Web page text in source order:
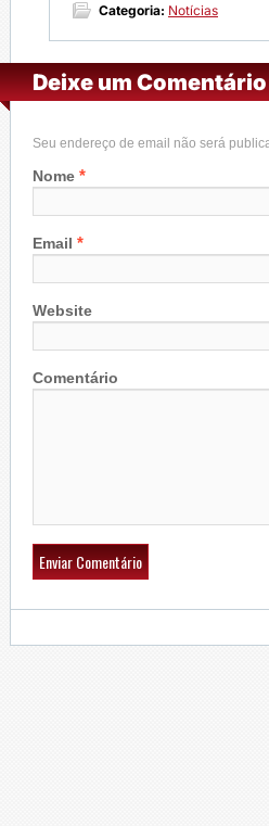
Categoria: Notícias
Deixe um Comentário
Seu endereço de email não será
Nome *
Email *
Website
Comentário